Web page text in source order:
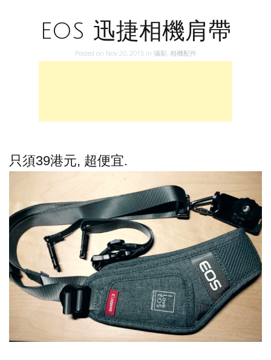
EOS 迅捷相機肩帶
Posted on Nov 20, 2015 in 攝影 相機配件
只須39港元, 超便宜.